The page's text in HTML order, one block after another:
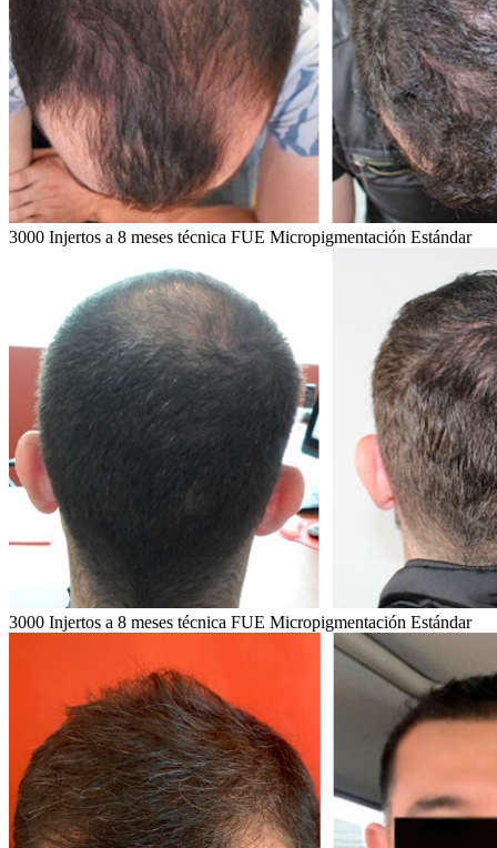
3000 Injertos a 8 meses técnica FUE Micropigmentación Estándar
3000 Injertos a 8 meses técnica FUE Micropigmentación Estándar